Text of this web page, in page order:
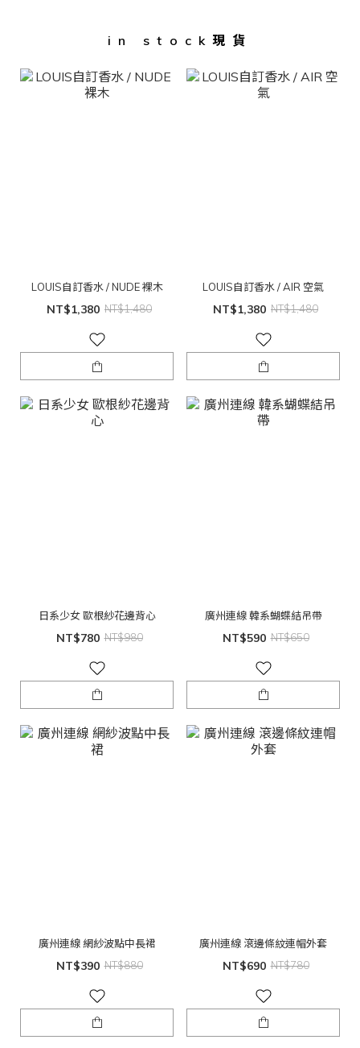
in stock現貨
LOUIS自訂香水 / NUDE 裸木
NT$1,380 NT$1,480
LOUIS自訂香水 / AIR 空氣
NT$1,380 NT$1,480
日系少女 歐根紗花邊背心
NT$780 NT$980
廣州連線 韓系蝴蝶結吊帶
NT$590 NT$650
廣州連線 網紗波點中長裙
NT$390 NT$880
廣州連線 滾邊條紋連帽外套
NT$690 NT$780